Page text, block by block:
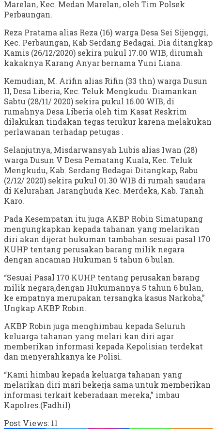
Marelan, Kec. Medan Marelan, oleh Tim Polsek
Perbaungan.
Reza Pratama alias Reza (16) warga Desa Sei Sijenggi,
Kec. Perbaungan, Kab Serdang Bedagai. Dia ditangkap
Kamis (26/12/2020) sekira pukul 17.00 WIB, dirumah
kakaknya Karang Anyar bernama Yuni Liana.
Kemudian, M. Arifin alias Rifin (33 thn) warga Dusun
II, Desa Liberia, Kec. Teluk Mengkudu. Diamankan
Sabtu (28/11/ 2020) sekira pukul 16.00 WIB, di
rumahnya Desa Liberia oleh tim Kasat Reskrim
dilakukan tindakan tegas terukur karena melakukan
perlawanan terhadap petugas .
Selanjutnya, Misdarwansyah Lubis alias Iwan (28)
warga Dusun V Desa Pematang Kuala, Kec. Teluk
Mengkudu, Kab. Serdang Bedagai.Ditangkap, Rabu
(2/12/ 2020) sekira pukul 01.30 WIB di rumah saudara
di Kelurahan Jaranghuda Kec. Merdeka, Kab. Tanah
Karo.
Pada Kesempatan itu juga AKBP Robin Simatupang
mengungkapkan kepada tahanan yang melarikan
diri akan dijerat hukuman tambahan sesuai pasal 170
KUHP tentang perusakan barang milik negara
dengan ancaman Hukuman 5 tahun 6 bulan.
“Sesuai Pasal 170 KUHP tentang perusakan barang
milik negara,dengan Hukumannya 5 tahun 6 bulan,
ke empatnya merupakan tersangka kasus Narkoba,”
Ungkap AKBP Robin.
AKBP Robin juga menghimbau kepada Seluruh
keluarga tahanan yang melari kan diri agar
memberikan informasi kepada Kepolisian terdekat
dan menyerahkanya ke Polisi.
“Kami himbau kepada keluarga tahanan yang
melarikan diri mari bekerja sama untuk memberikan
informasi terkait keberadaan mereka,” imbau
Kapolres.(Fadhil)
Post Views: 11